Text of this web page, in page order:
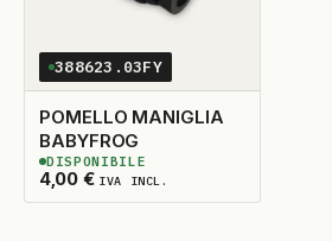
388623.03FY
POMELLO MANIGLIA
BABYFROG
4,00 € IVA INCL.
2DISPONIBILI
DISPONIBILE